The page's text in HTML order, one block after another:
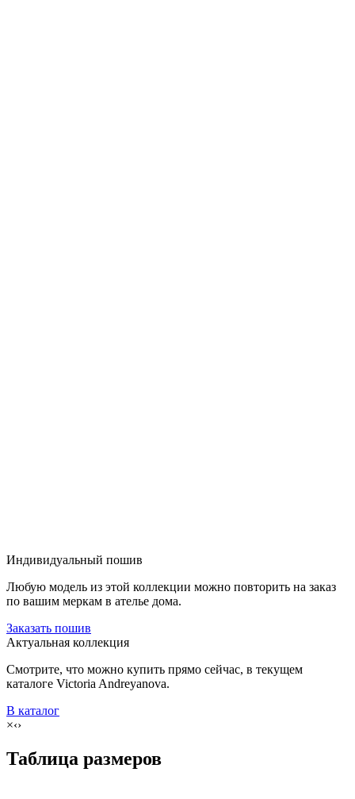
Индивидуальный пошив
Любую модель из этой коллекции можно повторить на заказ
по вашим меркам в ателье дома.
Заказать пошив
Актуальная коллекция
Смотрите, что можно купить прямо сейчас, в текущем
каталоге Victoria Andreyanova.
В каталог
×‹›
Таблица размеров